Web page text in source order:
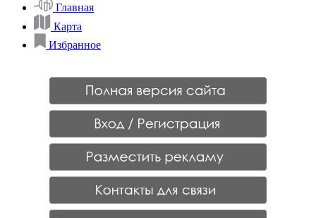
Главная
Карта
Избранное